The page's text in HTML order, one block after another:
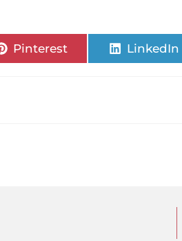
Pinterest LinkedIn